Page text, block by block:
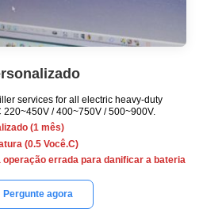
services for all electric heavy-duty
220~450V / 400~750V / 500~900V.
(1 mês)
(0.5 Você.C)
errada para danificar a bateria
Pergunte agora